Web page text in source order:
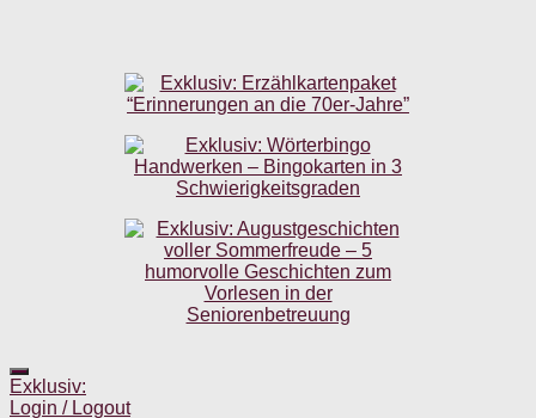
Exklusiv:
Login / Logout